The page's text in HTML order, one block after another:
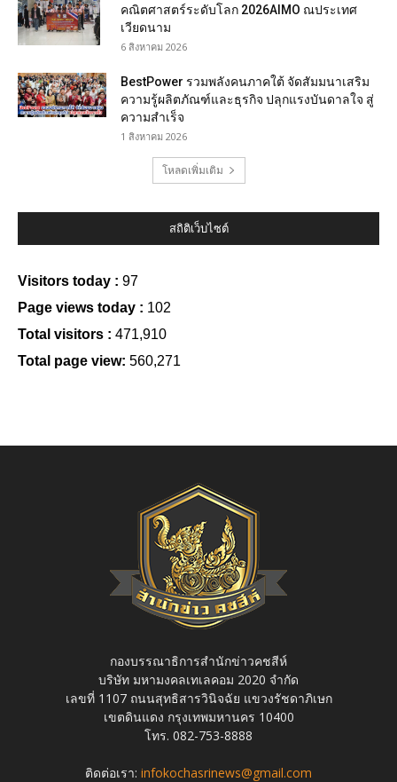
คณิตศาสตร์ระดับโลก 2026AIMO ณประเทศ
เวียดนาม
6 สิงหาคม 2026
BestPower รวมพลังคนภาคใต้ จัดสัมมนาเสริม
ความรู้ผลิตภัณฑ์และธุรกิจ ปลุกแรงบันดาลใจ สู่
ความสำเร็จ
1 สิงหาคม 2026
โหลดเพิ่มเติม
สถิติเว็บไซต์
Visitors today : 97
Page views today : 102
Total visitors : 471,910
Total page view: 560,271
กองบรรณาธิการสำนักข่าวคชสีห์
บริษัท มหามงคลเทเลคอม 2020 จำกัด
เลขที่ 1107 ถนนสุทธิสารวินิจฉัย แขวงรัชดาภิเษก
เขตดินแดง กรุงเทพมหานคร 10400
โทร. 082-753-8888
ติดต่อเรา: infokochasrinews@gmail.com